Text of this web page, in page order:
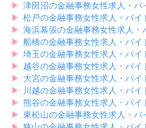
▶︎ 津田沼の金融事務女性求人・バ
▶︎ 松戸の金融事務女性求人・バイ
▶︎ 海浜幕張の金融事務女性求人・
▶︎ 船橋の金融事務女性求人・バイ
▶︎ 埼玉の金融事務女性求人・バイ
▶︎ 越谷の金融事務女性求人・バイ
▶︎ 大宮の金融事務女性求人・バイ
▶︎
川越の金融事務女性求人・バイ
▶︎ 熊谷の金融事務女性求人・バイ
▶︎ 東松山の金融事務女性求人・バ